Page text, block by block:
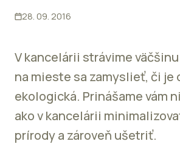
28. 09. 2016
V kancelárii strávime
na mieste sa zamyslieť, či je
ekologická. Prinášame vám
ako v kancelárii
prírody a zároveň ušetriť.